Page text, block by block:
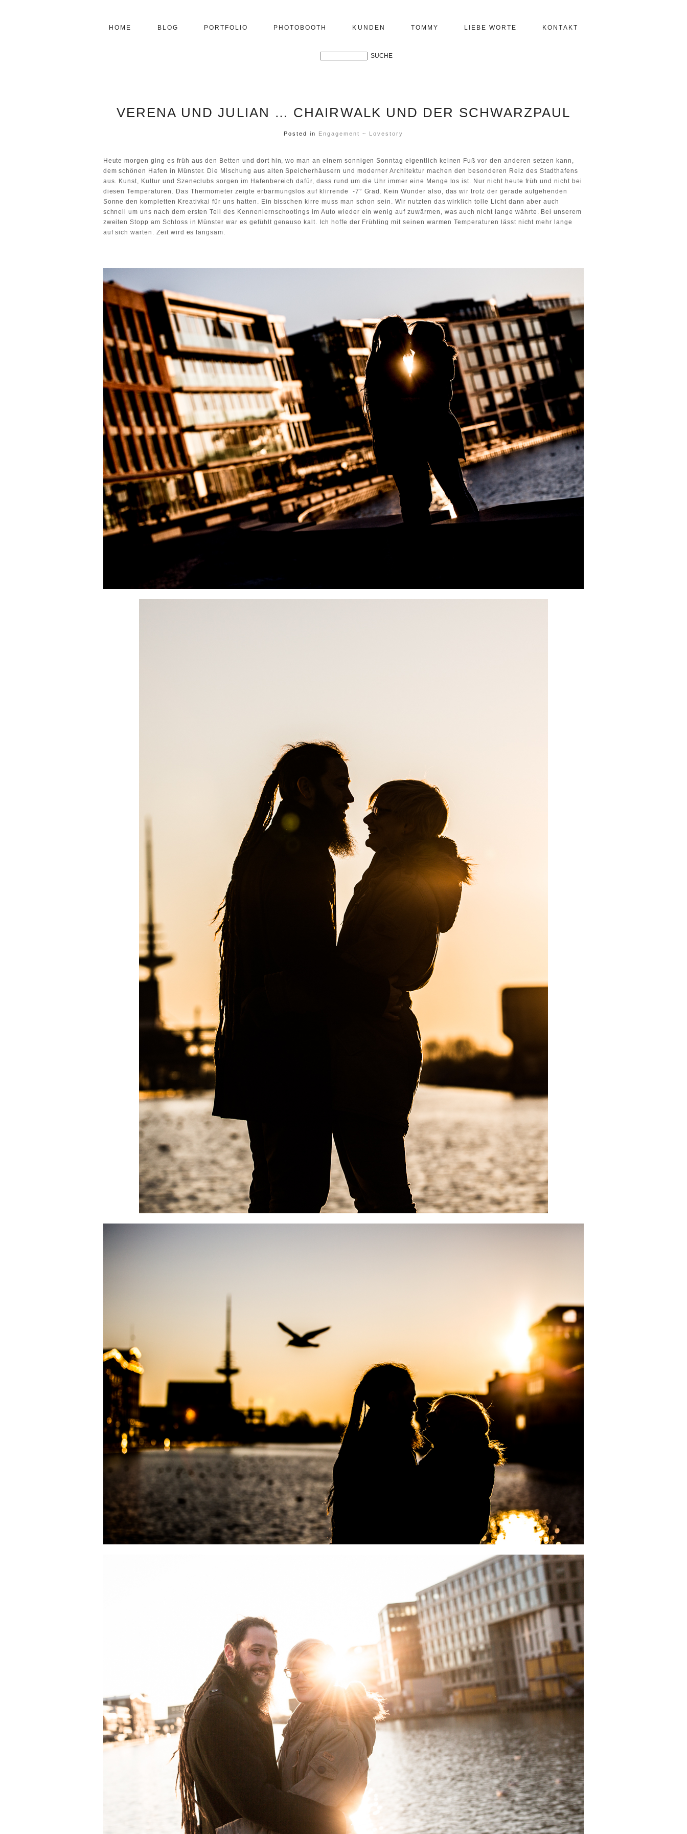
HOME BLOG PORTFOLIO PHOTOBOOTH KUNDEN TOMMY LIEBE WORTE KONTAKT
VERENA UND JULIAN … CHAIRWALK UND DER SCHWARZPAUL
Posted in Engagement ~ Lovestory
Heute morgen ging es früh aus den Betten und dort hin, wo man an einem sonnigen Sonntag eigentlich keinen Fuß vor den anderen setzen kann,
dem schönen Hafen in Münster. Die Mischung aus alten Speicherhäusern und moderner Architektur machen den besonderen Reiz des Stadthafens
aus. Kunst, Kultur und Szeneclubs sorgen im Hafenbereich dafür, dass rund um die Uhr immer eine Menge los ist. Nur nicht heute früh und nicht bei
diesen Temperaturen. Das Thermometer zeigte erbarmungslos auf klirrende -7° Grad. Kein Wunder also, das wir trotz der gerade aufgehenden
Sonne den kompletten Kreativkai für uns hatten. Ein bisschen kirre muss man schon sein. Wir nutzten das wirklich tolle Licht dann aber auch
schnell um uns nach dem ersten Teil des Kennenlernschootings im Auto wieder ein wenig auf zuwärmen, was auch nicht lange währte. Bei unserem
zweiten Stopp am Schloss in Münster war es gefühlt genauso kalt. Ich hoffe der Frühling mit seinen warmen Temperaturen lässt nicht mehr lange
auf sich warten. Zeit wird es langsam.